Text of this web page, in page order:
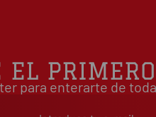
EL
para enterarte de